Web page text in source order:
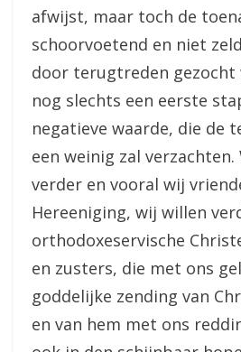
afwijst, maar toch de
schoorvoetend en niet
door terugtreden gezocht
nog slechts een eerste
negatieve waarde, die de
een weinig zal
verder en vooral wij
Hereeniging, wij willen
orthodoxe­servische
en zusters, die met ons
goddelijke zending van
en van hem met ons